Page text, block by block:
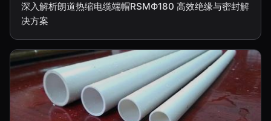
深入解析朗道热缩电缆端帽RSMФ180 高效绝缘与密封解
决方案